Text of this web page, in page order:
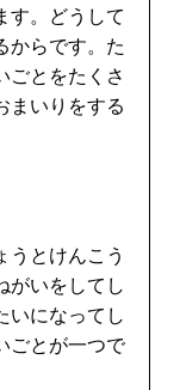
す。どうして
からです。た
ごとをたくさ
まいりをする
とけんこう
がいをしてし
いになってし
ごとが一つで